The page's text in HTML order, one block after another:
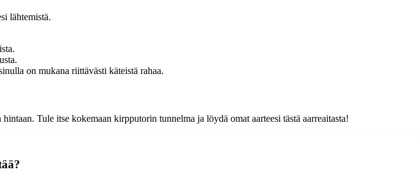
lähtemistä.
on mukana riittävästi käteistä rahaa.
Tule itse kokemaan kirpputorin tunnelma ja löydä omat aarteesi tästä aarreaitasta!